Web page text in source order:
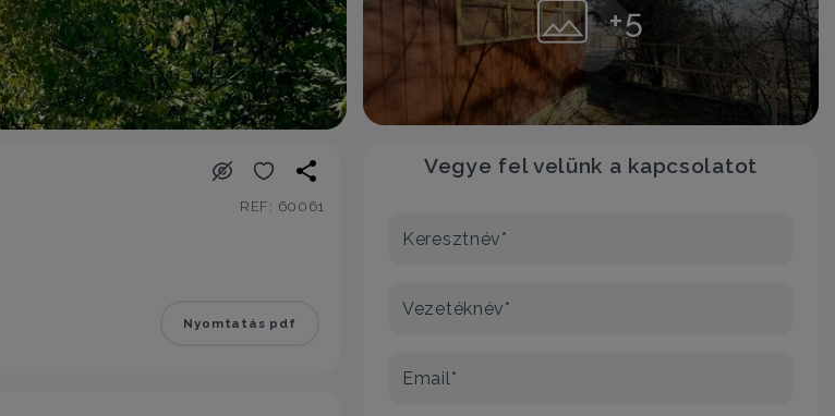
+5
REF: 60061
Nyomtatás pdf
Vegye fel velünk a kapcsolatot
Keresztnév*
Vezetéknév*
Email*